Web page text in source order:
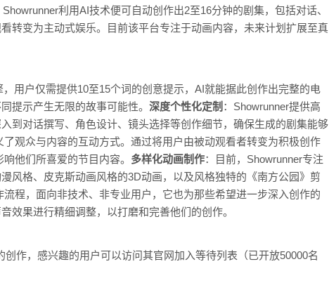
利用AI技术便可自动创作出2至16分钟的剧集，包括对话、
转变为主动式娱乐。目前该平台专注于动画内容，未来计划扩展至真
用户仅需提供10至15个词的创意提示，AI就能据此创作出完整的电
提示产生无限的故事可能性。 深度个性化定制 ：Showrunner提供高
到对话撰写、角色设计、镜头选择等创作细节，确保生成的剧集能够
了观众与内容的互动方式。通过将用户由被动观看者转变为积极创作
他们所喜爱的节目内容。 多样化动画制作：目前，Showrunner专注
风格、皮克斯动画风格的3D动画，以及风格独特的《南方公园》剪
流程，面向非技术、非专业用户，它也为那些希望进一步深入创作的
效果进行精细调整，以打磨和完善他们的创作。
作，感兴趣的用户可以访问其官网加入等待列表（已开放50000名